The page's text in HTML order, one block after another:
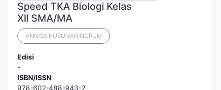
Speed TKA Biologi Kelas
XII SMA/MA
ANNISA KUSUMANINGRUM
Edisi
-
ISBN/ISSN
978-602-488-943-2